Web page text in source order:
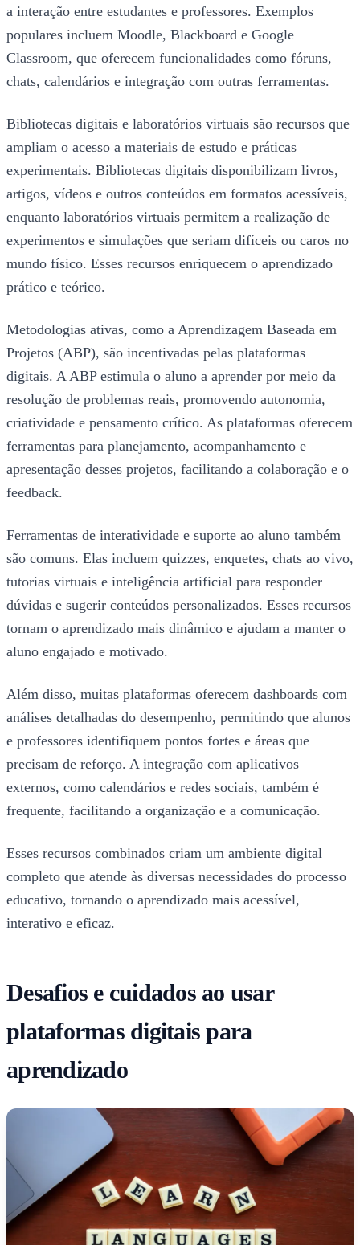
a interação entre estudantes e professores. Exemplos
populares incluem Moodle, Blackboard e Google
Classroom, que oferecem funcionalidades como fóruns,
chats, calendários e integração com outras ferramentas.
Bibliotecas digitais e laboratórios virtuais são recursos que
ampliam o acesso a materiais de estudo e práticas
experimentais. Bibliotecas digitais disponibilizam livros,
artigos, vídeos e outros conteúdos em formatos acessíveis,
enquanto laboratórios virtuais permitem a realização de
experimentos e simulações que seriam difíceis ou caros no
mundo físico. Esses recursos enriquecem o aprendizado
prático e teórico.
Metodologias ativas, como a Aprendizagem Baseada em
Projetos (ABP), são incentivadas pelas plataformas
digitais. A ABP estimula o aluno a aprender por meio da
resolução de problemas reais, promovendo autonomia,
criatividade e pensamento crítico. As plataformas oferecem
ferramentas para planejamento, acompanhamento e
apresentação desses projetos, facilitando a colaboração e o
feedback.
Ferramentas de interatividade e suporte ao aluno também
são comuns. Elas incluem quizzes, enquetes, chats ao vivo,
tutorias virtuais e inteligência artificial para responder
dúvidas e sugerir conteúdos personalizados. Esses recursos
tornam o aprendizado mais dinâmico e ajudam a manter o
aluno engajado e motivado.
Além disso, muitas plataformas oferecem dashboards com
análises detalhadas do desempenho, permitindo que alunos
e professores identifiquem pontos fortes e áreas que
precisam de reforço. A integração com aplicativos
externos, como calendários e redes sociais, também é
frequente, facilitando a organização e a comunicação.
Esses recursos combinados criam um ambiente digital
completo que atende às diversas necessidades do processo
educativo, tornando o aprendizado mais acessível,
interativo e eficaz.
Desafios e cuidados ao usar
plataformas digitais para
aprendizado